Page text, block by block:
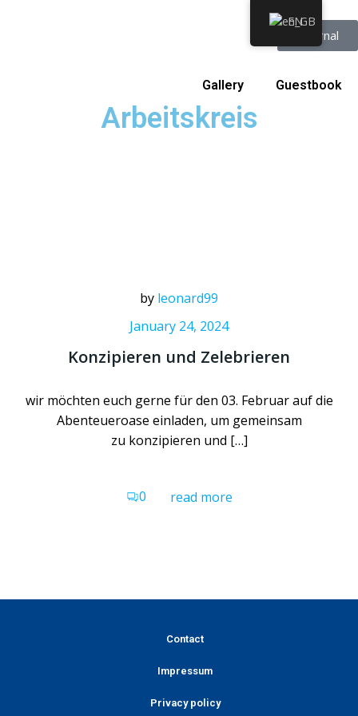
Internal
Gallery Guestbook
Arbeitskreis
by leonard99
January 24, 2024
Konzipieren und Zelebrieren
wir möchten euch gerne für den 03. Februar auf die
Abenteueroase einladen, um gemeinsam
zu konzipieren und […]
0 read more
Contact
Impressum
Privacy policy
EN